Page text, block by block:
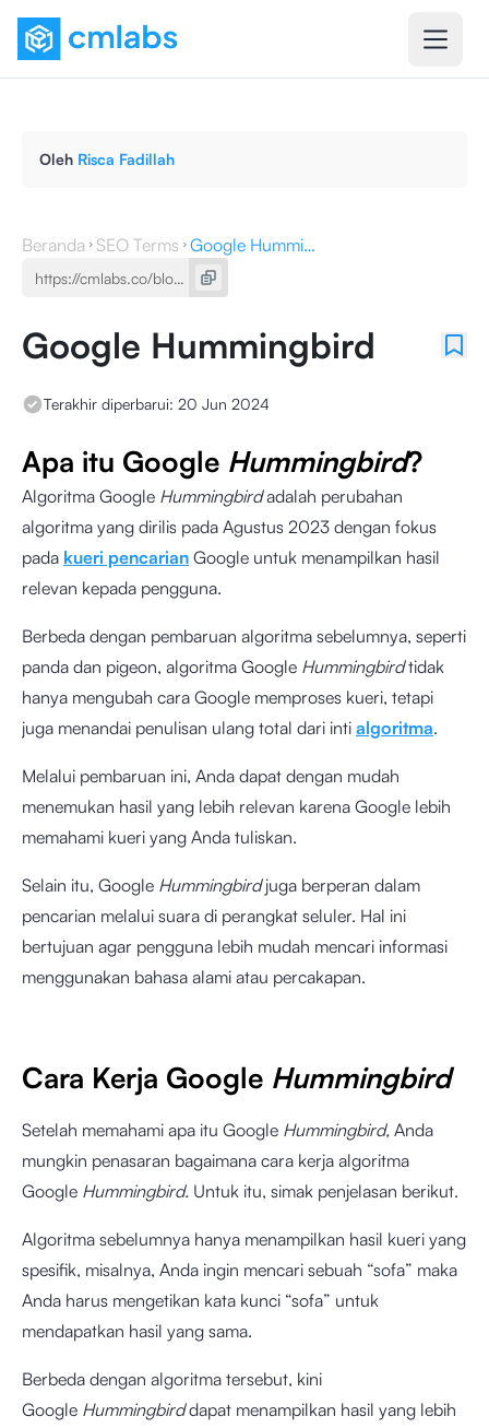
Oleh Risca Fadillah
Beranda SEO Terms Google Hummingbird
Google Hummingbird
Terakhir diperbarui: 20 Jun 2024
Apa itu Google Hummingbird?
Algoritma Google Hummingbirdadalah perubahan
algoritma yang dirilis pada Agustus 2023 dengan fokus
pada kueri pencarian Google untuk menampilkan hasil
relevan kepada pengguna.
Berbeda dengan pembaruan algoritma sebelumnya, seperti
panda dan pigeon, algoritma Google Hummingbirdtidak
hanya mengubah cara Google memproses kueri, tetapi
juga menandai penulisan ulang total dari inti algoritma.
Melalui pembaruan ini, Anda dapat dengan mudah
menemukan hasil yang lebih relevan karena Google lebih
memahami kueri yang Anda tuliskan.
Selain itu, Google Hummingbirdjuga berperan dalam
pencarian melalui suara di perangkat seluler. Hal ini
bertujuan agar pengguna lebih mudah mencari informasi
menggunakan bahasa alami atau percakapan.
Cara Kerja Google Hummingbird
Setelah memahami apa itu Google Hummingbird, Anda
mungkin penasaran bagaimana cara kerja algoritma
Google Hummingbird. Untuk itu, simak penjelasan berikut.
Algoritma sebelumnya hanya menampilkan hasil kueri yang
spesifik, misalnya, Anda ingin mencari sebuah “sofa” maka
Anda harus mengetikan kata kunci “sofa” untuk
mendapatkan hasil yang sama.
Berbeda dengan algoritma tersebut, kini
Google Hummingbirddapat menampilkan hasil yang lebih